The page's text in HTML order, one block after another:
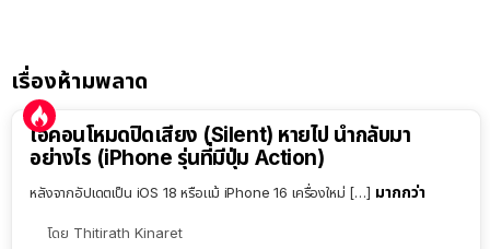
เรื่องห้ามพลาด
ไอคอนโหมดปิดเสียง (Silent) หายไป นำกลับมา
อย่างไร (iPhone รุ่นที่มีปุ่ม Action)
หลังจากอัปเดตเป็น iOS 18 หรือแม้ iPhone 16 เครื่องใหม่ […] มากกว่า
โดย Thitirath Kinaret